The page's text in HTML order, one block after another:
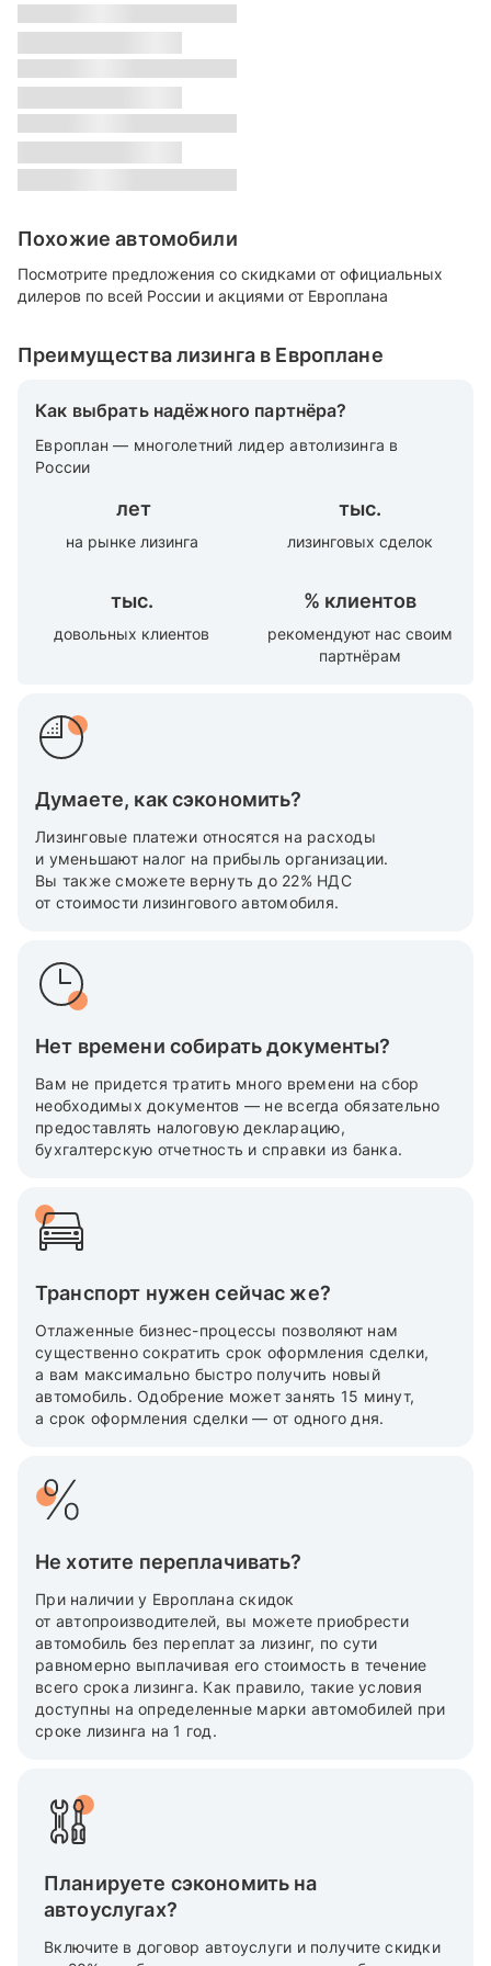
Похожие автомобили
Посмотрите предложения со скидками от официальных
дилеров по всей России и акциями от Европлана
Преимущества лизинга в Европлане
Как выбрать надёжного партнёра?
Европлан — многолетний лидер автолизинга в
России
лет
на рынке лизинга
тыс.
лизинговых сделок
тыс.
довольных клиентов
% клиентов
рекомендуют нас своим
партнёрам
Думаете, как сэкономить?
Лизинговые платежи относятся на расходы
и уменьшают налог на прибыль организации.
Вы также cможете вернуть до 22% НДС
от стоимости лизингового автомобиля.
Нет времени собирать документы?
Вам не придется тратить много времени на сбор
необходимых документов — не всегда обязательно
предоставлять налоговую декларацию,
бухгалтерскую отчетность и справки из банка.
Транспорт нужен сейчас же?
Отлаженные бизнес-процессы позволяют нам
существенно сократить срок оформления сделки,
а вам максимально быстро получить новый
автомобиль. Одобрение может занять 15 минут,
а срок оформления сделки — от одного дня.
Не хотите переплачивать?
При наличии у Европлана скидок
от автопроизводителей, вы можете приобрести
автомобиль без переплат за лизинг, по сути
равномерно выплачивая его стоимость в течение
всего срока лизинга. Как правило, такие условия
доступны на определенные марки автомобилей при
сроке лизинга на 1 год.
Планируете сэкономить на
автоуслугах?
Включите в договор автоуслуги и получите скидки